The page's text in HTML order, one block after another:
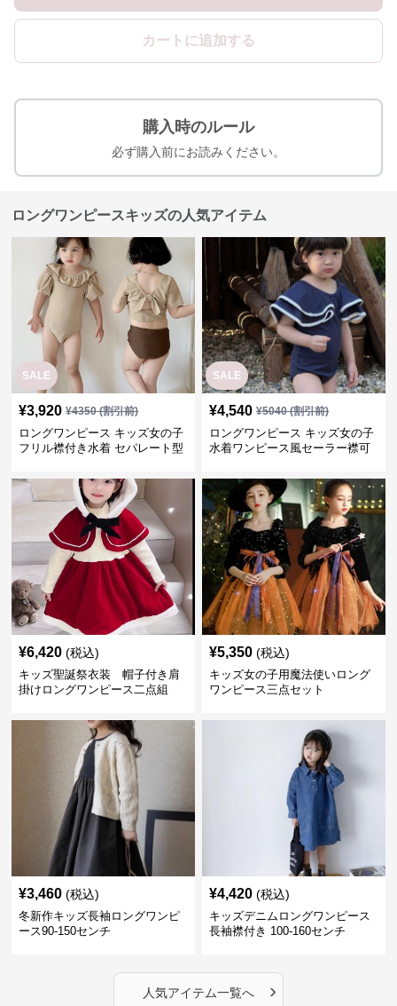
カートに追加する
購入時のルール
必ず購入前にお読みください。
ロングワンピースキッズの人気アイテム
SALE
¥3,920 ¥4350(割引前)
ロングワンピース キッズ女の子
フリル襟付き水着 セパレート型
SALE
¥4,540 ¥5040(割引前)
ロングワンピース キッズ女の子
水着ワンピース風セーラー襟可
¥6,420 (税込)
キッズ聖誕祭衣装 帽子付き肩
掛けロングワンピース二点組
¥5,350 (税込)
キッズ女の子用魔法使いロング
ワンピース三点セット
¥3,460 (税込)
冬新作キッズ長袖ロングワンピ
ース90-150センチ
¥4,420 (税込)
キッズデニムロングワンピース
長袖襟付き 100-160センチ
人気アイテム一覧へ ›